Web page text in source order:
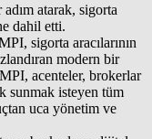
atarak, sigorta
dahil etti.
sigorta aracılarının
modern bir
acenteler, brokerlar
sunmak isteyen tüm
uca yönetim ve